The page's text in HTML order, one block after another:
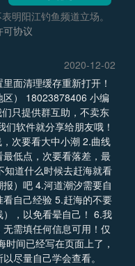
明阳江钓鱼频道立场。
可协议
2020-12-02
面清理缓存重新打开！
） 18023878406 小编
只提供群互助，不卖东
软件就分享给朋友哦！
次要看大中小潮 2.曲线
低点，次要看落差，最
道什么时候去赶海就看
）吧 4.河道潮汐需要自
自己经验 5.赶海的不要
，以免看晕自己！ 6.我
需填任何信息可用！仅
间已经写在页面上了，
尽量自己学会查看。